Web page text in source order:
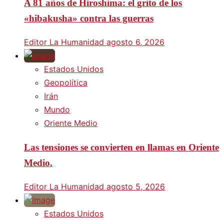
A 81 años de Hiroshima: el grito de los
«hibakusha» contra las guerras
Editor La Humanidad agosto 6, 2026
Estados Unidos
Geopolítica
Irán
Mundo
Oriente Medio
Las tensiones se convierten en llamas en Oriente
Medio.
Editor La Humanidad agosto 5, 2026
Estados Unidos